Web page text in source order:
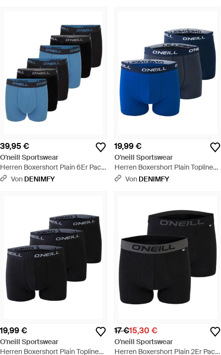
39,95 €
O'neill Sportswear
Herren Boxershort Plain 6Er Pack
- Blau
Von DENIMFY
19,99 €
O'neill Sportswear
Herren Boxershort Plain Topline
3Er Pack - Blau
Von DENIMFY
19,99 €
O'neill Sportswear
Herren Boxershort Plain Topline
17 €15,30 €
O'neill Sportswear
Herren Boxershort Plain 2Er Pack